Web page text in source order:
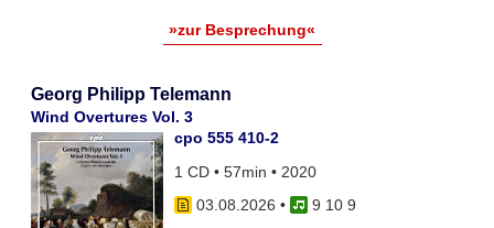
»zur Besprechung«
Georg Philipp Telemann
Wind Overtures Vol. 3
cpo 555 410-2
1 CD • 57min • 2020
03.08.2026 •
9 10 9